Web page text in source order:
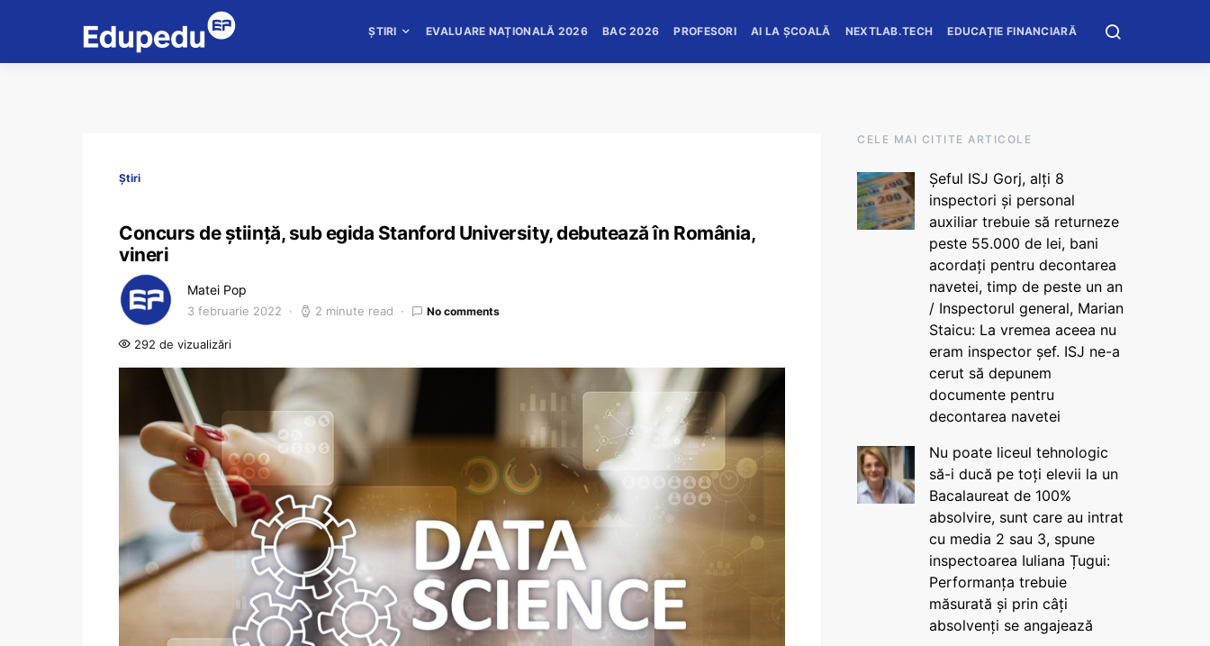
ȘTIRI EVALUARE NAȚIONALĂ 2026 BAC 2026 PROFESORI AI LA ȘCOALĂ NEXTLAB.TECH EDUCAȚIE FINANCIARĂ
Știri
Concurs de știință, sub egida Stanford University, debutează în România,
vineri
Matei Pop
3 februarie 2022 2 minute read No comments
292 de vizualizări
CELE MAI CITITE ARTICOLE
Șeful ISJ Gorj, alți 8
inspectori și personal
auxiliar trebuie să returneze
peste 55.000 de lei, bani
acordați pentru decontarea
navetei, timp de peste un an
/ Inspectorul general, Marian
Staicu: La vremea aceea nu
eram inspector șef. ISJ ne-a
cerut să depunem
documente pentru
decontarea navetei
Nu poate liceul tehnologic
să-i ducă pe toți elevii la un
Bacalaureat de 100%
absolvire, sunt care au intrat
cu media 2 sau 3, spune
inspectoarea Iuliana Țugui:
Performanța trebuie
măsurată și prin câți
absolvenți se angajează